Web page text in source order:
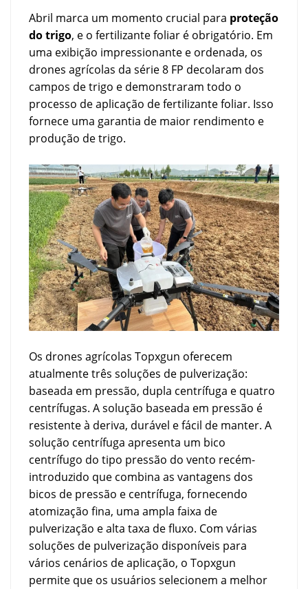
Abril marca um momento crucial para proteção
do trigo, e o fertilizante foliar é obrigatório. Em
uma exibição impressionante e ordenada, os
drones agrícolas da série 8 FP decolaram dos
campos de trigo e demonstraram todo o
processo de aplicação de fertilizante foliar. Isso
fornece uma garantia de maior rendimento e
produção de trigo.
Os drones agrícolas Topxgun oferecem
atualmente três soluções de pulverização:
baseada em pressão, dupla centrífuga e quatro
centrífugas. A solução baseada em pressão é
resistente à deriva, durável e fácil de manter. A
solução centrífuga apresenta um bico
centrífugo do tipo pressão do vento recém-
introduzido que combina as vantagens dos
bicos de pressão e centrífuga, fornecendo
atomização fina, uma ampla faixa de
pulverização e alta taxa de fluxo. Com várias
soluções de pulverização disponíveis para
vários cenários de aplicação, o Topxgun
permite que os usuários selecionem a melhor